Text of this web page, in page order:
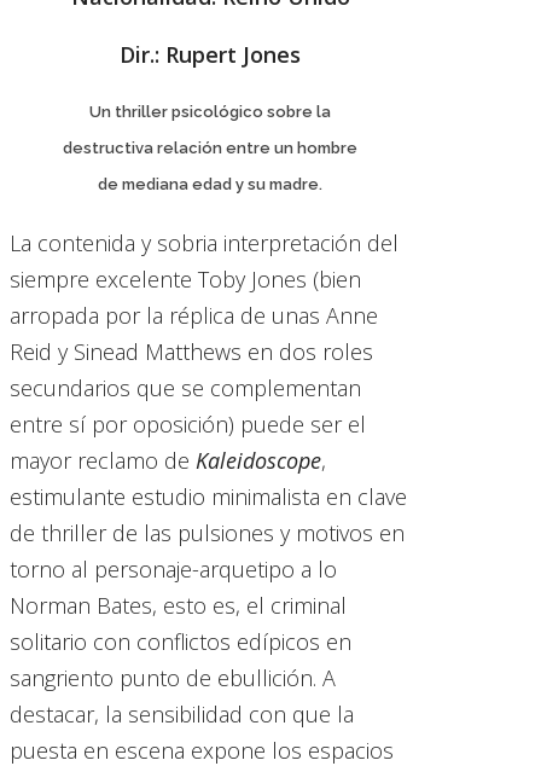
Dir.: Rupert Jones
Un thriller psicológico sobre la
destructiva relación entre un hombre
de mediana edad y su madre.
La contenida y sobria interpretación del
siempre excelente Toby Jones (bien
arropada por la réplica de unas Anne
Reid y Sinead Matthews en dos roles
secundarios que se complementan
entre sí por oposición) puede ser el
mayor reclamo de Kaleidoscope,
estimulante estudio minimalista en clave
de thriller de las pulsiones y motivos en
torno al personaje-arquetipo a lo
Norman Bates, esto es, el criminal
solitario con conflictos edípicos en
sangriento punto de ebullición. A
destacar, la sensibilidad con que la
puesta en escena expone los espacios